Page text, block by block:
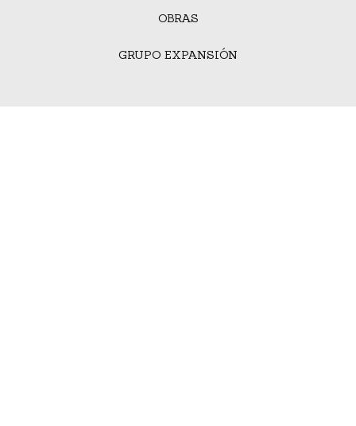
OBRAS
GRUPO EXPANSIÓN